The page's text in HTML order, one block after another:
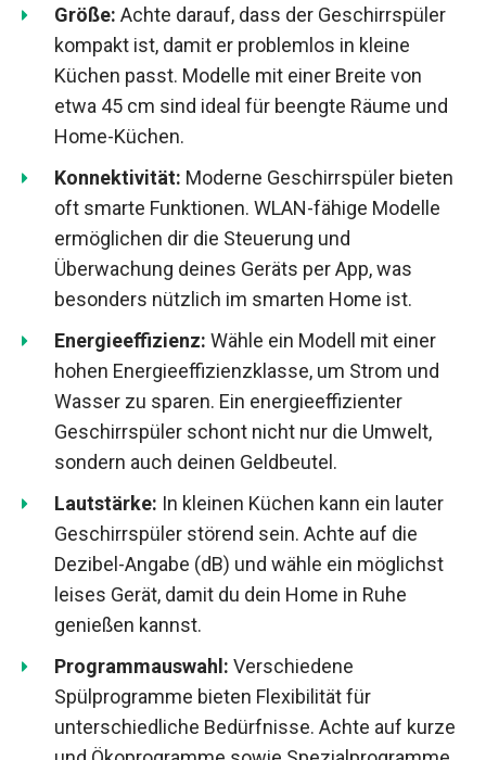
Größe: Achte darauf, dass der Geschirrspüler
kompakt ist, damit er problemlos in kleine
Küchen passt. Modelle mit einer Breite von
etwa 45 cm sind ideal für beengte Räume und
Home-Küchen.
Konnektivität: Moderne Geschirrspüler bieten
oft smarte Funktionen. WLAN-fähige Modelle
ermöglichen dir die Steuerung und
Überwachung deines Geräts per App, was
besonders nützlich im smarten Home ist.
Energieeffizienz: Wähle ein Modell mit einer
hohen Energieeffizienzklasse, um Strom und
Wasser zu sparen. Ein energieeffizienter
Geschirrspüler schont nicht nur die Umwelt,
sondern auch deinen Geldbeutel.
Lautstärke: In kleinen Küchen kann ein lauter
Geschirrspüler störend sein. Achte auf die
Dezibel-Angabe (dB) und wähle ein möglichst
leises Gerät, damit du dein Home in Ruhe
genießen kannst.
Programmauswahl: Verschiedene
Spülprogramme bieten Flexibilität für
unterschiedliche Bedürfnisse. Achte auf kurze